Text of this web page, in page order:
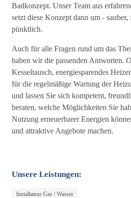
Badkonzept. Unser Team aus
setzt diese Konzept dann um -
pünktlich.
Auch für alle Fragen rund um das
haben wir die passenden Antworten.
Kesseltausch, energiesparendes
für die regelmäßige Wartung der
und lassen Sie sich kompetent,
beraten, welche Möglichkeiten Sie
Nutzung erneuerbarer Energien
und attraktive Angebote machen.
Unsere Leistungen:
Installateur Gas / Wasser